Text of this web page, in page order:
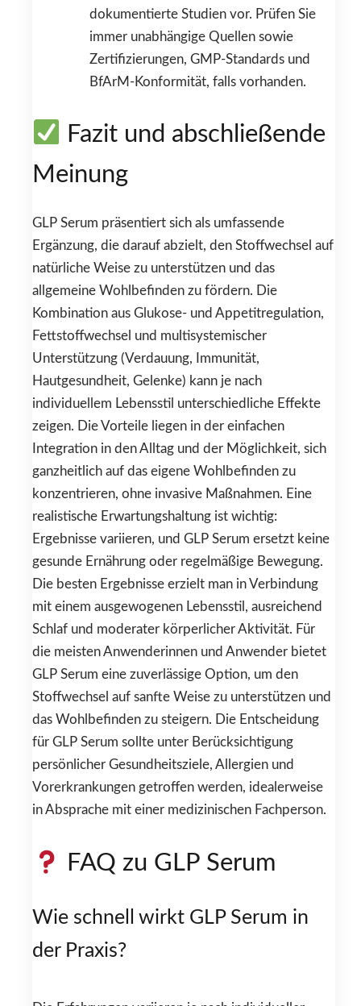
dokumentierte Studien vor. Prüfen Sie
immer unabhängige Quellen sowie
Zertifizierungen, GMP-Standards und
BfArM-Konformität, falls vorhanden.
Fazit und abschließende
Meinung
GLP Serum präsentiert sich als umfassende
Ergänzung, die darauf abzielt, den Stoffwechsel auf
natürliche Weise zu unterstützen und das
allgemeine Wohlbefinden zu fördern. Die
Kombination aus Glukose- und Appetitregulation,
Fettstoffwechsel und multisystemischer
Unterstützung (Verdauung, Immunität,
Hautgesundheit, Gelenke) kann je nach
individuellem Lebensstil unterschiedliche Effekte
zeigen. Die Vorteile liegen in der einfachen
Integration in den Alltag und der Möglichkeit, sich
ganzheitlich auf das eigene Wohlbefinden zu
konzentrieren, ohne invasive Maßnahmen. Eine
realistische Erwartungshaltung ist wichtig:
Ergebnisse variieren, und GLP Serum ersetzt keine
gesunde Ernährung oder regelmäßige Bewegung.
Die besten Ergebnisse erzielt man in Verbindung
mit einem ausgewogenen Lebensstil, ausreichend
Schlaf und moderater körperlicher Aktivität. Für
die meisten Anwenderinnen und Anwender bietet
GLP Serum eine zuverlässige Option, um den
Stoffwechsel auf sanfte Weise zu unterstützen und
das Wohlbefinden zu steigern. Die Entscheidung
für GLP Serum sollte unter Berücksichtigung
persönlicher Gesundheitsziele, Allergien und
Vorerkrankungen getroffen werden, idealerweise
in Absprache mit einer medizinischen Fachperson.
FAQ zu GLP Serum
Wie schnell wirkt GLP Serum in
der Praxis?